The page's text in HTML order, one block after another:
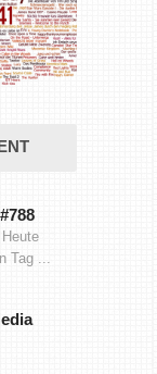
Tag ...